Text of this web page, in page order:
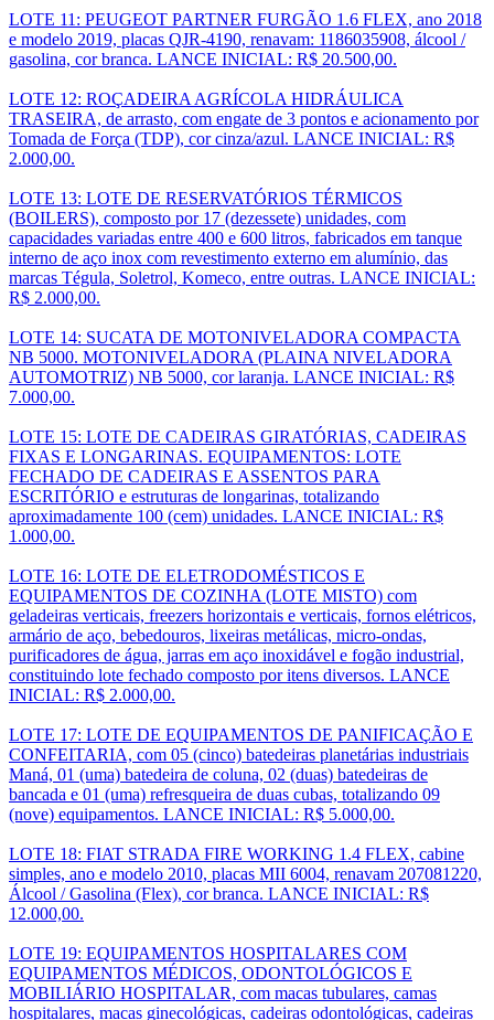
LOTE 11: PEUGEOT PARTNER FURGÃO 1.6 FLEX, ano 2018
e modelo 2019, placas QJR-4190, renavam: 1186035908, álcool /
gasolina, cor branca. LANCE INICIAL: R$ 20.500,00.
LOTE 12: ROÇADEIRA AGRÍCOLA HIDRÁULICA
TRASEIRA, de arrasto, com engate de 3 pontos e acionamento por
Tomada de Força (TDP), cor cinza/azul. LANCE INICIAL: R$
2.000,00.
LOTE 13: LOTE DE RESERVATÓRIOS TÉRMICOS
(BOILERS), composto por 17 (dezessete) unidades, com
capacidades variadas entre 400 e 600 litros, fabricados em tanque
interno de aço inox com revestimento externo em alumínio, das
marcas Tégula, Soletrol, Komeco, entre outras. LANCE INICIAL:
R$ 2.000,00.
LOTE 14: SUCATA DE MOTONIVELADORA COMPACTA
NB 5000. MOTONIVELADORA (PLAINA NIVELADORA
AUTOMOTRIZ) NB 5000, cor laranja. LANCE INICIAL: R$
7.000,00.
LOTE 15: LOTE DE CADEIRAS GIRATÓRIAS, CADEIRAS
FIXAS E LONGARINAS. EQUIPAMENTOS: LOTE
FECHADO DE CADEIRAS E ASSENTOS PARA
ESCRITÓRIO e estruturas de longarinas, totalizando
aproximadamente 100 (cem) unidades. LANCE INICIAL: R$
1.000,00.
LOTE 16: LOTE DE ELETRODOMÉSTICOS E
EQUIPAMENTOS DE COZINHA (LOTE MISTO) com
geladeiras verticais, freezers horizontais e verticais, fornos elétricos,
armário de aço, bebedouros, lixeiras metálicas, micro-ondas,
purificadores de água, jarras em aço inoxidável e fogão industrial,
constituindo lote fechado composto por itens diversos. LANCE
INICIAL: R$ 2.000,00.
LOTE 17: LOTE DE EQUIPAMENTOS DE PANIFICAÇÃO E
CONFEITARIA, com 05 (cinco) batedeiras planetárias industriais
Maná, 01 (uma) batedeira de coluna, 02 (duas) batedeiras de
bancada e 01 (uma) refresqueira de duas cubas, totalizando 09
(nove) equipamentos. LANCE INICIAL: R$ 5.000,00.
LOTE 18: FIAT STRADA FIRE WORKING 1.4 FLEX, cabine
simples, ano e modelo 2010, placas MII 6004, renavam 207081220,
Álcool / Gasolina (Flex), cor branca. LANCE INICIAL: R$
12.000,00.
LOTE 19: EQUIPAMENTOS HOSPITALARES COM
EQUIPAMENTOS MÉDICOS, ODONTOLÓGICOS E
MOBILIÁRIO HOSPITALAR, com macas tubulares, camas
hospitalares, macas ginecológicas, cadeiras odontológicas, cadeiras